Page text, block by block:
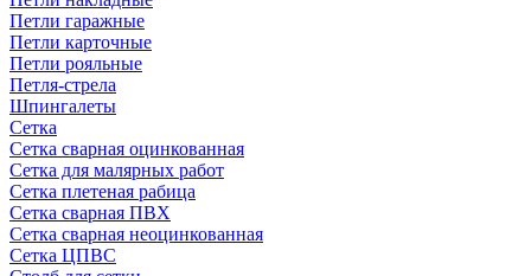
Петли гаражные
Петли карточные
Петли рояльные
Петля-стрела
Шпингалеты
Сетка
Сетка сварная оцинкованная
Сетка для малярных работ
Сетка плетеная рабица
Сетка сварная ПВХ
Сетка сварная неоцинкованная
Сетка ЦПВС